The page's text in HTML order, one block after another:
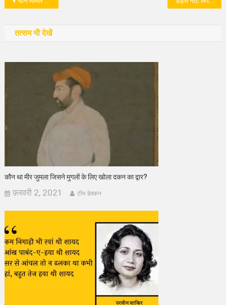
तत्सम भी देखें
कौन था मीर जुमला जिसने मुगलों के लिए खोला दकन का द्वार?
फ़रवरी 2, 2021 टीम डेक्कन